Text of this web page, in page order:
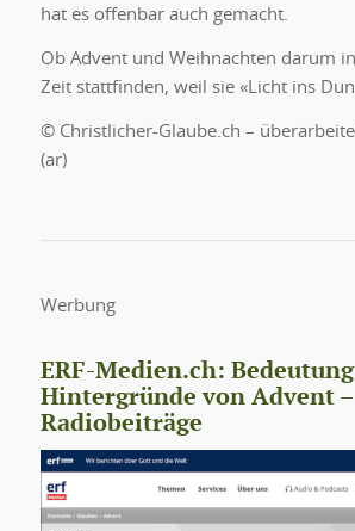
hat es offenbar auch gemacht.
Ob Advent und Weihnachten darum
Zeit stattfinden, weil sie «Licht ins
© Christlicher-Glaube.ch –
(ar)
Werbung
ERF-Medien.ch:
Hintergründe von Advent –
Radiobeiträge